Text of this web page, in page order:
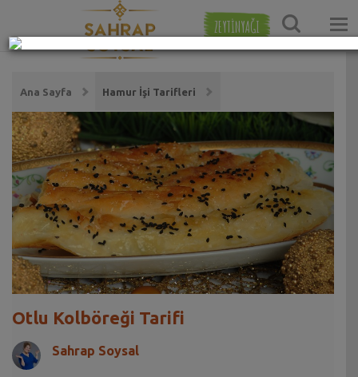
ZEYTİNYAĞI
Ana Sayfa Hamur İşi Tarifleri
Otlu Kolböreği Tarifi
Sahrap Soysal